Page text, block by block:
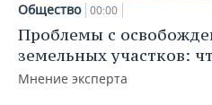
Общество 00:00
Проблемы с
земельных участков:
Мнение эксперта